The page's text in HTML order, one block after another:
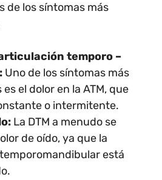
de los síntomas más
temporo –
Uno de los síntomas más
el dolor en la ATM, que
o intermitente.
La DTM a menudo se
de oído, ya que la
está